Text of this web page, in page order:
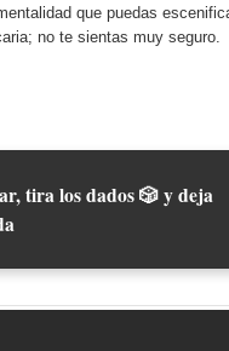
que puedas
no te sientas muy seguro.
tira los dados 🎲 y deja